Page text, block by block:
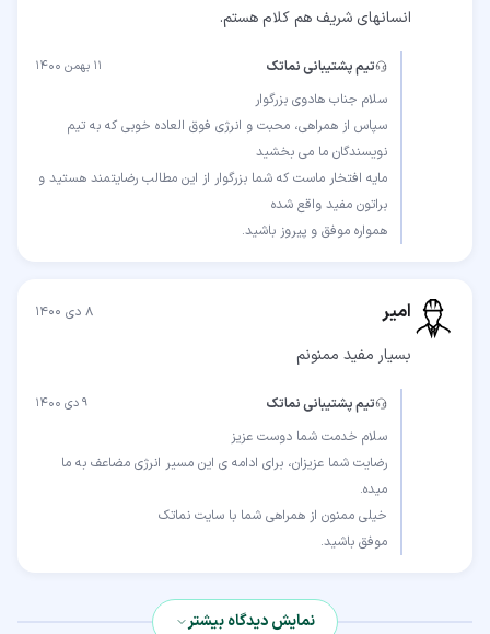
انسانهای شریف هم کلام هستم.
تیم پشتیبانی نماتک ۱۱ بهمن ۱۴۰۰
سپاس از همراهی، محبت و انرژی فوق العاده خوبی که به تیم
مایه افتخار ماست که شما بزرگوار از این مطالب رضایتمند هستید و
همواره موفق و پیروز باشید.
امیر ۸ دی ۱۴۰۰
بسیار مفید ممنونم
تیم پشتیبانی نماتک ۹ دی ۱۴۰۰
رضایت شما عزیزان، برای ادامه ی این مسیر انرژی مضاعف به ما
موفق باشید.
نمایش دیدگاه بیشتر